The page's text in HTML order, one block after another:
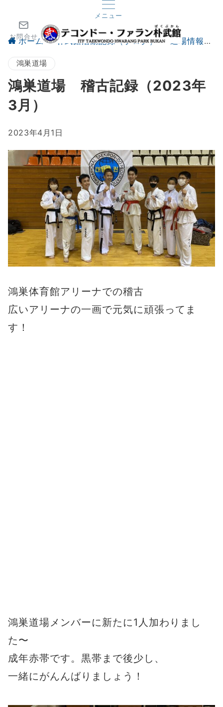
メニュー
お問合せ
ホーム 朴武館活動記録（ブログ） 道場情報
鴻巣道場
鴻巣道場 稽古記録（2023年
3月）
2023年4月1日
鴻巣体育館アリーナでの稽古
広いアリーナの一画で元気に頑張ってま
す！
鴻巣道場メンバーに新たに1人加わりまし
た〜
成年赤帯です。黒帯まで後少し、
一緒にがんんばりましょう！